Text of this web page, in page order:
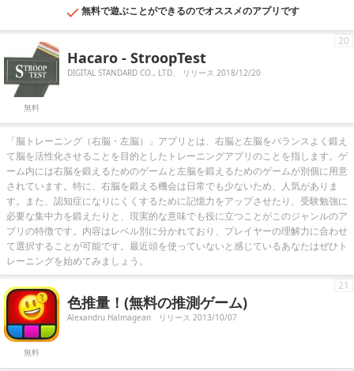
無料で遊ぶことができるのでオススメのアプリです
無料
Hacaro - StroopTest
DIGITAL STANDARD CO., LTD. リリース 2018/12/20
20
「脳トレーニング（右脳・左脳）」アプリとは、右脳と左脳をバランスよく鍛え
て脳を活性化させることを目的としたトレーニングアプリのことを指します。ゲ
ーム内には右脳を鍛えるためのゲームと左脳を鍛えるためのゲームが別個に用意
されています。特に、右脳を鍛える機会は日常でも少ないため、人気がありま
す。また、認知症になりにくくするために記憶力をアップさせたり、受験勉強に
必要な集中力を鍛えたりと、現実的な意味でも役に立つことがこのジャンルのア
プリの特徴です。内容はレベル別に分かれており、プレイヤーの理解力に合わせ
て選択することが可能です。最近頭を使っていないと感じているあなたはぜひト
レーニングを始めてみましょう。
無料
色推量！(無料の推測ゲーム)
Alexandru Halmagean リリース 2013/10/07
21